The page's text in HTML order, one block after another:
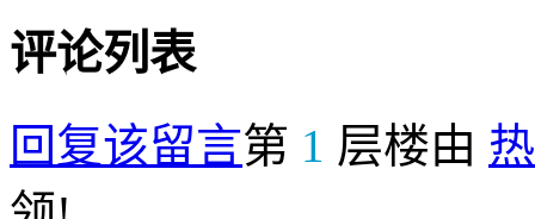
评论列表
回复该留言第 1 层楼由